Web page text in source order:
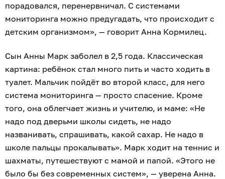
порадовался, перенервничал. С системами
мониторинга можно предугадать, что происходит с
детским организмом», — говорит Анна Кормилец.
Сын Анны Марк заболел в 2,5 года. Классическая
картина: ребёнок стал много пить и часто ходить в
туалет. Мальчик пойдёт во второй класс, для него
система мониторинга — просто спасение. Кроме
того, она облегчает жизнь и учителю, и маме: «Не
надо под дверьми школы сидеть, не надо
названивать, спрашивать, какой сахар. Не надо в
школе пальцы прокалывать». Марк ходит на теннис и
шахматы, путешествуют с мамой и папой. «Этого не
было бы без современных систем», — уверена Анна.